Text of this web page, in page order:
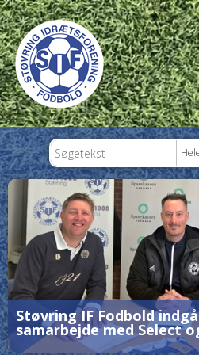
Støvring IF Fodbold
samarbejde med Select